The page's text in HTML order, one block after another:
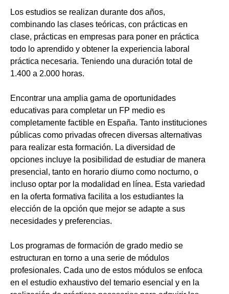
Los estudios se realizan durante dos años,
combinando las clases teóricas, con prácticas en
clase, prácticas en empresas para poner en práctica
todo lo aprendido y obtener la experiencia laboral
práctica necesaria. Teniendo una duración total de
1.400 a 2.000 horas.
Encontrar una amplia gama de oportunidades
educativas para completar un FP medio es
completamente factible en España. Tanto instituciones
públicas como privadas ofrecen diversas alternativas
para realizar esta formación. La diversidad de
opciones incluye la posibilidad de estudiar de manera
presencial, tanto en horario diurno como nocturno, o
incluso optar por la modalidad en línea. Esta variedad
en la oferta formativa facilita a los estudiantes la
elección de la opción que mejor se adapte a sus
necesidades y preferencias.
Los programas de formación de grado medio se
estructuran en torno a una serie de módulos
profesionales. Cada uno de estos módulos se enfoca
en el estudio exhaustivo del temario esencial y en la